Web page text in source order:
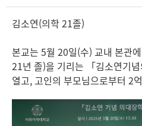
김소연(의학 21졸)
본교는 5월 20일(수) 교내 본관
21년 졸)을 기리는 「김소연기
열고, 고인의 부모님으로부터 2